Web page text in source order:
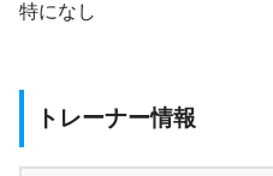
特になし
トレーナー情報